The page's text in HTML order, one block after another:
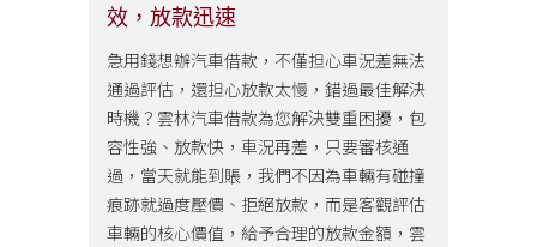
效，放款迅速
急用錢想辦汽車借款，不僅担心車況差無法
通過評估，還担心放款太慢，錯過最佳解決
時機？雲林汽車借款為您解決雙重困擾，包
容性強、放款快，車況再差，只要審核通
過，當天就能到賬，我們不因為車輛有碰撞
痕跡就過度壓價、拒絕放款，而是客觀評估
車輛的核心價值，給予合理的放款金額，雲